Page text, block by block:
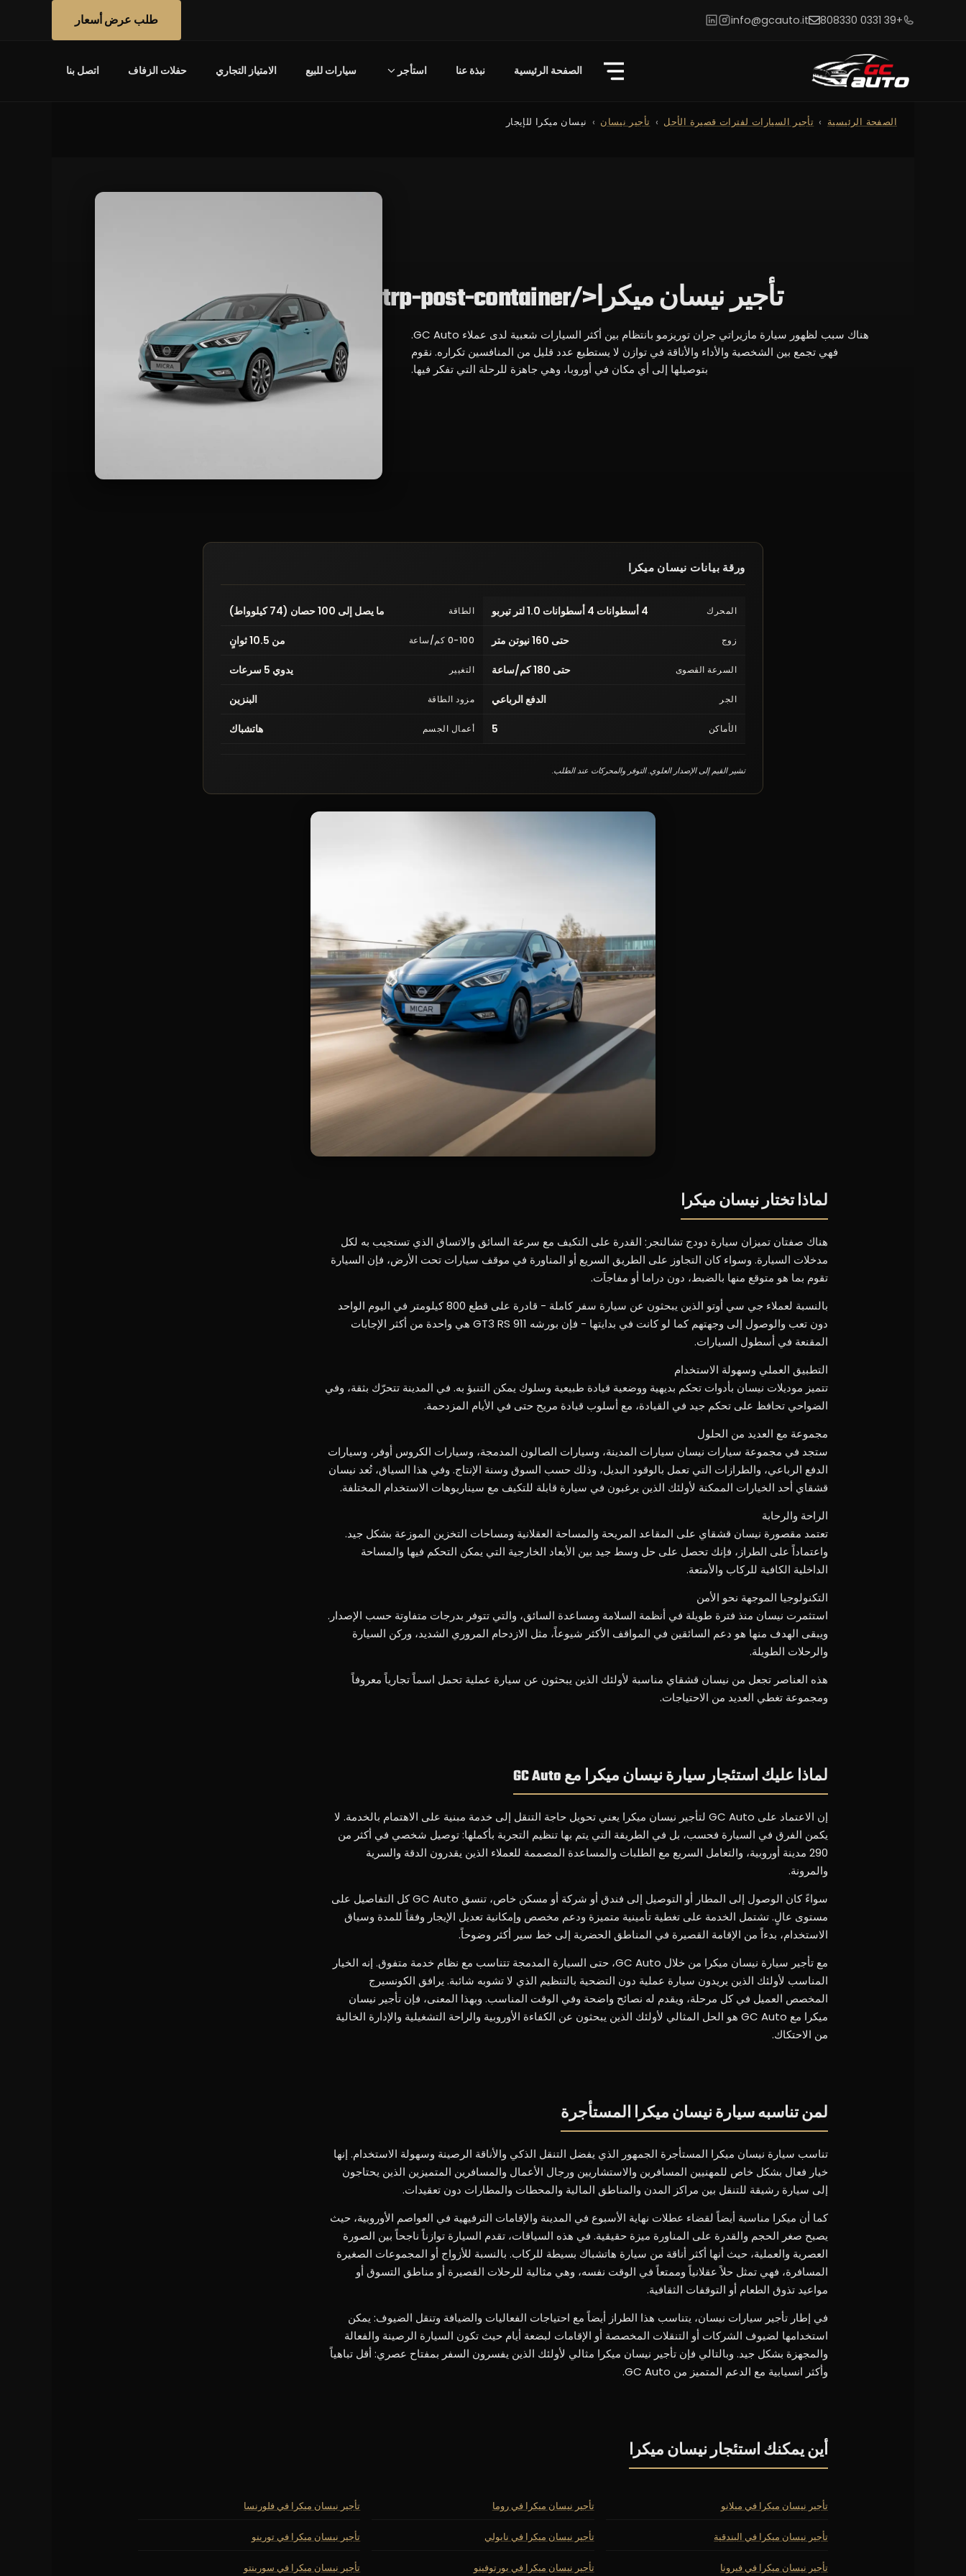
+39 0331 808330
info@gcauto.it طلب عرض أسعار
الصفحة الرئيسية نبذة عنا استأجر سيارات للبيع الامتياز التجاري حفلات الزفاف اتصل بنا
الصفحة الرئيسية تأجير السيارات لفترات قصيرة الأجل تأجير نيسان نيسان ميكرا للإيجار
تأجير نيسان ميكرا</trp-post-container
هناك سبب لظهور سيارة مازيراتي جران توريزمو بانتظام بين أكثر السيارات شعبية لدى عملاء GC Auto.
فهي تجمع بين الشخصية والأداء والأناقة في توازن لا يستطيع عدد قليل من المنافسين تكراره. نقوم
بتوصيلها إلى أي مكان في أوروبا، وهي جاهزة للرحلة التي تفكر فيها.
ورقة بيانات نيسان ميكرا
المحرك 4 أسطوانات 4 أسطوانات 1.0 لتر تيربو الطاقة ما يصل إلى 100 حصان (74 كيلوواط)
زوج حتى 160 نيوتن متر 0-100 كم/ساعة من 10.5 ثوانٍ
السرعة القصوى حتى 180 كم/ساعة التغيير يدوي 5 سرعات
الجر الدفع الرباعي مزود الطاقة البنزين
الأماكن 5 أعمال الجسم هاتشباك
تشير القيم إلى الإصدار العلوي. التوفر والمحركات عند الطلب.
لماذا تختار نيسان ميكرا
هناك صفتان تميزان سيارة دودج تشالنجر: القدرة على التكيف مع سرعة السائق والاتساق الذي تستجيب به لكل
مدخلات السيارة. وسواء كان التجاوز على الطريق السريع أو المناورة في موقف سيارات تحت الأرض، فإن السيارة
تقوم بما هو متوقع منها بالضبط، دون دراما أو مفاجآت.
بالنسبة لعملاء جي سي أوتو الذين يبحثون عن سيارة سفر كاملة - قادرة على قطع 800 كيلومتر في اليوم الواحد
دون تعب والوصول إلى وجهتهم كما لو كانت في بدايتها - فإن بورشه 911 GT3 RS هي واحدة من أكثر الإجابات
المقنعة في أسطول السيارات.
التطبيق العملي وسهولة الاستخدام
تتميز موديلات نيسان بأدوات تحكم بديهية ووضعية قيادة طبيعية وسلوك يمكن التنبؤ به. في المدينة تتحرّك بثقة، وفي
الضواحي تحافظ على تحكم جيد في القيادة، مع أسلوب قيادة مريح حتى في الأيام المزدحمة.
مجموعة مع العديد من الحلول
ستجد في مجموعة سيارات نيسان سيارات المدينة، وسيارات الصالون المدمجة، وسيارات الكروس أوفر، وسيارات
الدفع الرباعي، والطرازات التي تعمل بالوقود البديل، وذلك حسب السوق وسنة الإنتاج. وفي هذا السياق، تُعد نيسان
قشقاي أحد الخيارات الممكنة لأولئك الذين يرغبون في سيارة قابلة للتكيف مع سيناريوهات الاستخدام المختلفة.
الراحة والرحابة
تعتمد مقصورة نيسان قشقاي على المقاعد المريحة والمساحة العقلانية ومساحات التخزين الموزعة بشكل جيد.
واعتماداً على الطراز، فإنك تحصل على حل وسط جيد بين الأبعاد الخارجية التي يمكن التحكم فيها والمساحة
الداخلية الكافية للركاب والأمتعة.
التكنولوجيا الموجهة نحو الأمن
استثمرت نيسان منذ فترة طويلة في أنظمة السلامة ومساعدة السائق، والتي تتوفر بدرجات متفاوتة حسب الإصدار.
ويبقى الهدف منها هو دعم السائقين في المواقف الأكثر شيوعاً، مثل الازدحام المروري الشديد، وركن السيارة
والرحلات الطويلة.
هذه العناصر تجعل من نيسان قشقاي مناسبة لأولئك الذين يبحثون عن سيارة عملية تحمل اسماً تجارياً معروفاً
ومجموعة تغطي العديد من الاحتياجات.
لماذا عليك استئجار سيارة نيسان ميكرا مع GC Auto
إن الاعتماد على GC Auto لتأجير نيسان ميكرا يعني تحويل حاجة التنقل إلى خدمة مبنية على الاهتمام بالخدمة. لا
يكمن الفرق في السيارة فحسب، بل في الطريقة التي يتم بها تنظيم التجربة بأكملها: توصيل شخصي في أكثر من
290 مدينة أوروبية، والتعامل السريع مع الطلبات والمساعدة المصممة للعملاء الذين يقدرون الدقة والسرية
والمرونة.
سواءً كان الوصول إلى المطار أو التوصيل إلى فندق أو شركة أو مسكن خاص، تنسق GC Auto كل التفاصيل على
مستوى عالٍ. تشتمل الخدمة على تغطية تأمينية متميزة ودعم مخصص وإمكانية تعديل الإيجار وفقاً للمدة وسياق
الاستخدام، بدءاً من الإقامة القصيرة في المناطق الحضرية إلى خط سير أكثر وضوحاً.
مع تأجير سيارة نيسان ميكرا من خلال GC Auto، حتى السيارة المدمجة تتناسب مع نظام خدمة متفوق. إنه الخيار
المناسب لأولئك الذين يريدون سيارة عملية دون التضحية بالتنظيم الذي لا تشوبه شائبة. يرافق الكونسيرج
المخصص العميل في كل مرحلة، ويقدم له نصائح واضحة وفي الوقت المناسب. وبهذا المعنى، فإن تأجير نيسان
ميكرا مع GC Auto هو الحل المثالي لأولئك الذين يبحثون عن الكفاءة الأوروبية والراحة التشغيلية والإدارة الخالية
من الاحتكاك.
لمن تناسبه سيارة نيسان ميكرا المستأجرة
تناسب سيارة نيسان ميكرا المستأجرة الجمهور الذي يفضل التنقل الذكي والأناقة الرصينة وسهولة الاستخدام. إنها
خيار فعال بشكل خاص للمهنيين المسافرين والاستشاريين ورجال الأعمال والمسافرين المتميزين الذين يحتاجون
إلى سيارة رشيقة للتنقل بين مراكز المدن والمناطق المالية والمحطات والمطارات دون تعقيدات.
كما أن ميكرا مناسبة أيضاً لقضاء عطلات نهاية الأسبوع في المدينة والإقامات الترفيهية في العواصم الأوروبية، حيث
يصبح صغر الحجم والقدرة على المناورة ميزة حقيقية. في هذه السياقات، تقدم السيارة توازناً ناجحاً بين الصورة
العصرية والعملية، حيث أنها أكثر أناقة من سيارة هاتشباك بسيطة للركاب. بالنسبة للأزواج أو المجموعات الصغيرة
المسافرة، فهي تمثل حلاً عقلانياً وممتعاً في الوقت نفسه، وهي مثالية للرحلات القصيرة أو مناطق التسوق أو
مواعيد تذوق الطعام أو التوقفات الثقافية.
في إطار تأجير سيارات نيسان، يتناسب هذا الطراز أيضاً مع احتياجات الفعاليات والضيافة وتنقل الضيوف: يمكن
استخدامها لضيوف الشركات أو التنقلات المخصصة أو الإقامات لبضعة أيام حيث تكون السيارة الرصينة والفعالة
والمجهزة بشكل جيد. وبالتالي فإن تأجير نيسان ميكرا مثالي لأولئك الذين يفسرون السفر بمفتاح عصري: أقل تباهياً
وأكثر انسيابية مع الدعم المتميز من GC Auto.
أين يمكنك استئجار نيسان ميكرا
تأجير نيسان ميكرا في ميلانو تأجير نيسان ميكرا في روما تأجير نيسان ميكرا في فلورنسا
تأجير نيسان ميكرا في البندقية تأجير نيسان ميكرا في نابولي تأجير نيسان ميكرا في تورينو
تأجير نيسان ميكرا في فيرونا تأجير نيسان ميكرا في بورتوفينو تأجير نيسان ميكرا في سورينتو